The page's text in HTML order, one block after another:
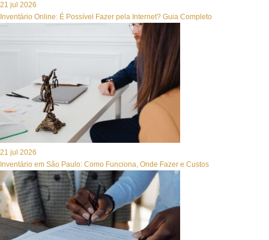
21 jul 2026
Inventário Online: É Possível Fazer pela Internet? Guia Completo
21 jul 2026
Inventário em São Paulo: Como Funciona, Onde Fazer e Custos